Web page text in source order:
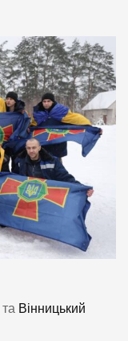
та Вінницький